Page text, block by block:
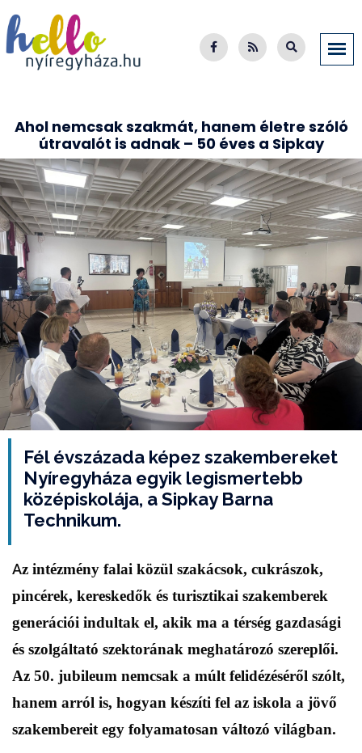
Ahol nemcsak szakmát, hanem életre szóló
útravalót is adnak – 50 éves a Sipkay
Fél évszázada képez szakembereket
Nyíregyháza egyik legismertebb
középiskolája, a Sipkay Barna
Technikum.
Az intézmény falai közül szakácsok, cukrászok,
pincérek, kereskedők és turisztikai szakemberek
generációi indultak el, akik ma a térség gazdasági
és szolgáltató szektorának meghatározó szereplői.
Az 50. jubileum nemcsak a múlt felidézéséről szólt,
hanem arról is, hogyan készíti fel az iskola a jövő
szakembereit egy folyamatosan változó világban.